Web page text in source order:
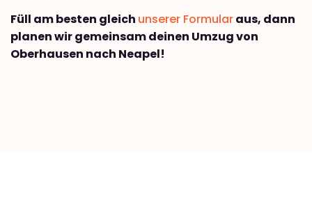
Füll am besten gleich unserer Formularaus, dann
planen wir gemeinsam deinen Umzug von
Oberhausen nach Neapel!